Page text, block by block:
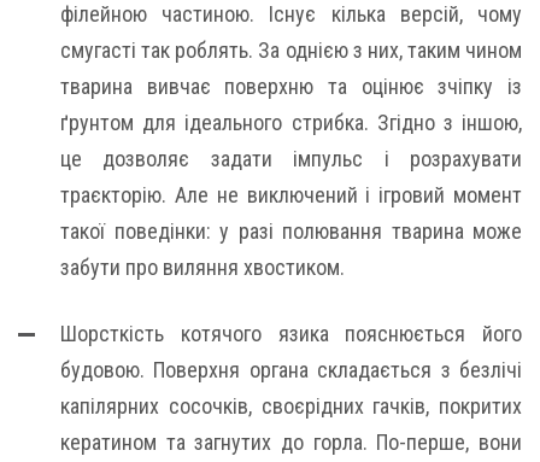
філейною частиною. Існує кілька версій, чому
смугасті так роблять. За однією з них, таким чином
тварина вивчає поверхню та оцінює зчіпку із
ґрунтом для ідеального стрибка. Згідно з іншою,
це дозволяє задати імпульс і розрахувати
траєкторію. Але не виключений і ігровий момент
такої поведінки: у разі полювання тварина може
забути про виляння хвостиком.
Шорсткість котячого язика пояснюється його
будовою. Поверхня органа складається з безлічі
капілярних сосочків, своєрідних гачків, покритих
кератином та загнутих до горла. По-перше, вони